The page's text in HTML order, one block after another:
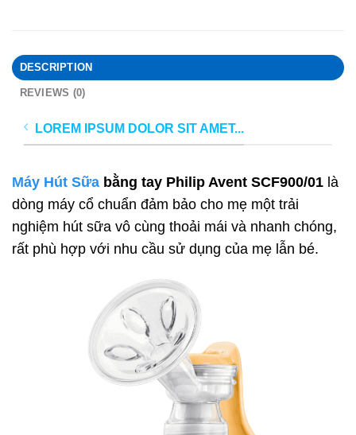
DESCRIPTION
REVIEWS (0)
LOREM IPSUM DOLOR SIT AMET...
Máy Hút Sữa bằng tay Philip Avent SCF900/01 là
dòng máy cổ chuẩn đảm bảo cho mẹ một trải
nghiệm hút sữa vô cùng thoải mái và nhanh chóng,
rất phù hợp với nhu cầu sử dụng của mẹ lẫn bé.